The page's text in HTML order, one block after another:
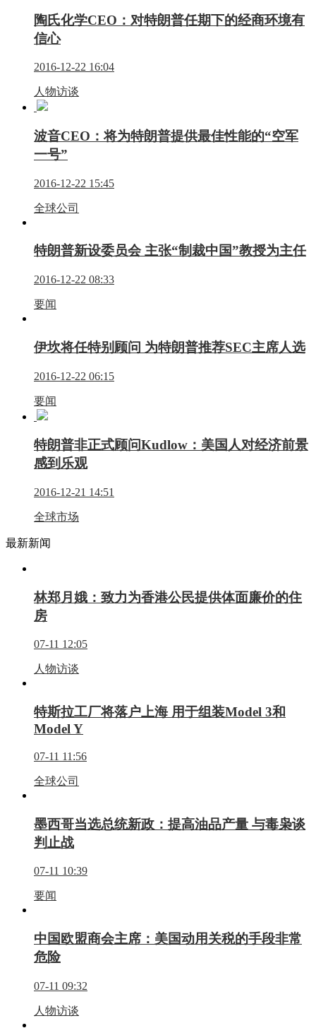
陶氏化学CEO：对特朗普任期下的经商环境有
信心
2016-12-22 16:04
人物访谈
波音CEO：将为特朗普提供最佳性能的“空军
一号”
2016-12-22 15:45
全球公司
特朗普新设委员会 主张“制裁中国”教授为主任
2016-12-22 08:33
要闻
伊坎将任特别顾问 为特朗普推荐SEC主席人选
2016-12-22 06:15
要闻
特朗普非正式顾问Kudlow：美国人对经济前景
感到乐观
2016-12-21 14:51
全球市场
最新新闻
林郑月娥：致力为香港公民提供体面廉价的住
房
07-11 12:05
人物访谈
特斯拉工厂将落户上海 用于组装Model 3和
Model Y
07-11 11:56
全球公司
墨西哥当选总统新政：提高油品产量 与毒枭谈
判止战
07-11 10:39
要闻
中国欧盟商会主席：美国动用关税的手段非常
危险
07-11 09:32
人物访谈